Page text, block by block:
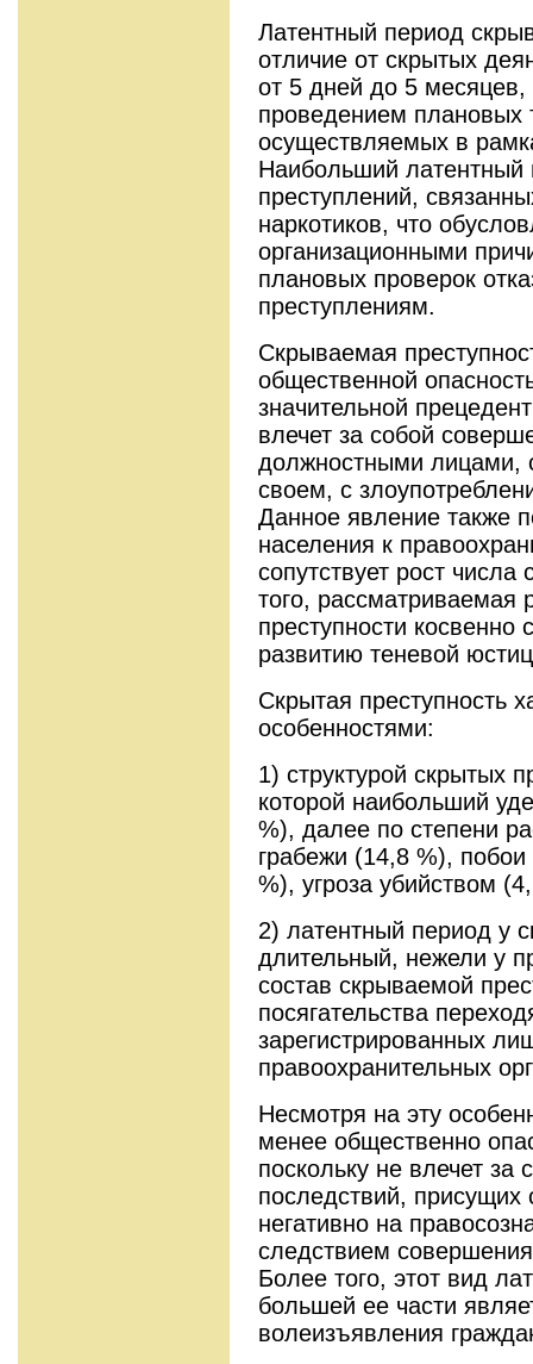
Латентный период
отличие от скрытых
от 5 дней до 5 месяцев,
проведением плановых
осуществляемых в
Наибольший латентный
преступлений,
наркотиков, что
организационными
плановых проверок
преступлениям.
Скрываемая
общественной
значительной
влечет за собой
должностными лицами,
своем, с
Данное явление также
населения к
сопутствует рост
того, рассматриваемая
преступности косвенно
развитию теневой
Скрытая преступность
особенностями:
1) структурой скрытых
которой наибольший
%), далее по степени
грабежи (14,8 %),
%), угроза убийством
2) латентный период у
длительный, нежели у
состав скрываемой
посягательства
зарегистрированных
правоохранительных
Несмотря на эту
менее общественно
поскольку не влечет за
последствий, присущих
негативно на
следствием
Более того, этот вид
большей ее части
волеизъявления